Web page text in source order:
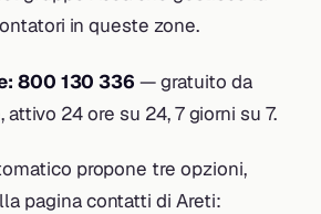
in queste zone.
800 130 336 — gratuito da
24 ore su 24, 7 giorni su 7.
propone tre opzioni,
pagina contatti di Areti: